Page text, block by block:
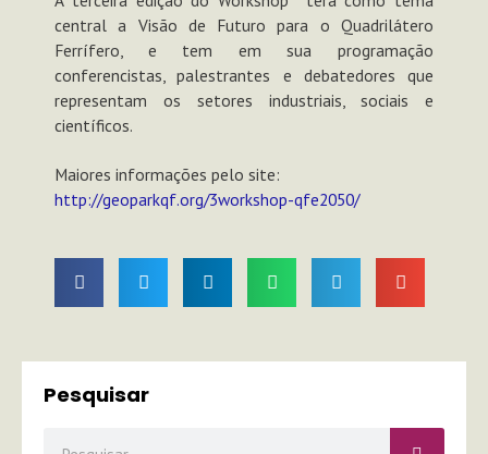
central a Visão de Futuro para o Quadrilátero
Ferrífero, e tem em sua programação
conferencistas, palestrantes e debatedores que
representam os setores industriais, sociais e
científicos.
Maiores informações pelo site:
http://geoparkqf.org/3workshop-qfe2050/
Pesquisar